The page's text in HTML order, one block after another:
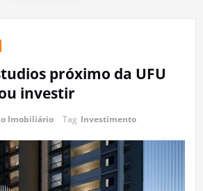
próximo da UFU
investir
Imobiliário Tag Investimento